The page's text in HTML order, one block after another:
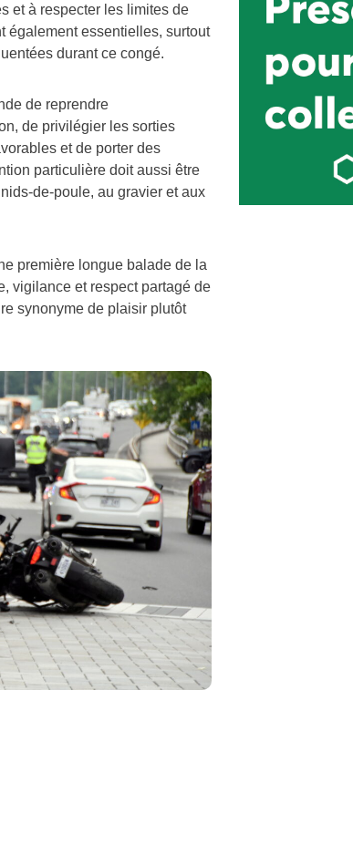
et à respecter les limites de
également essentielles, surtout
durant ce congé.
de reprendre
de privilégier les sorties
et de porter des
particulière doit aussi être
de-poule, au gravier et aux
première longue balade de la
vigilance et respect partagé de
synonyme de plaisir plutôt